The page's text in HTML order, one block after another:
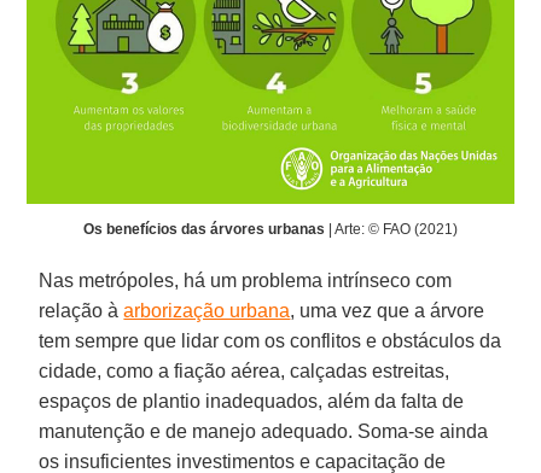
Os benefícios das árvores urbanas | Arte: © FAO (2021)
Nas metrópoles, há um problema intrínseco com
relação àarborização urbana, uma vez que a árvore
tem sempre que lidar com os conflitos e obstáculos da
cidade, como a fiação aérea, calçadas estreitas,
espaços de plantio inadequados, além da falta de
manutenção e de manejo adequado. Soma-se ainda
os insuficientes investimentos e capacitação de